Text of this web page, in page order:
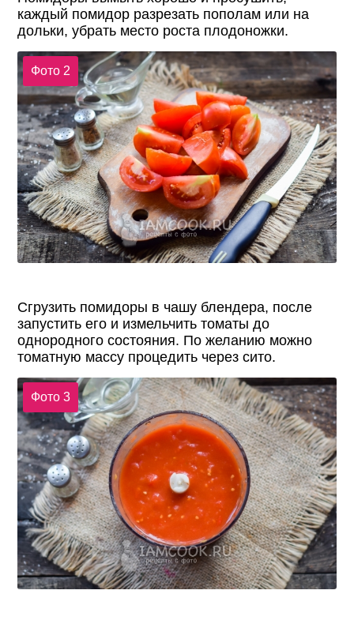
каждый помидор разрезать пополам или на
дольки, убрать место роста плодоножки.
Фото 2
Сгрузить помидоры в чашу блендера, после
запустить его и измельчить томаты до
однородного состояния. По желанию можно
томатную массу процедить через сито.
Фото 3